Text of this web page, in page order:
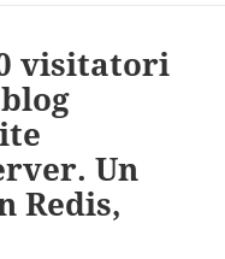
visitatori
Un
Redis,